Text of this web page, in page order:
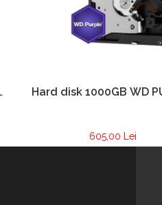
Hard disk
605,00 Lei